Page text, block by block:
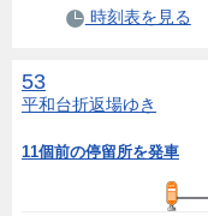
時刻表を見る
53
平和台折返場ゆき
11個前の停留所を発車